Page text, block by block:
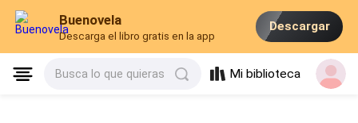
Buenovela
Descarga el libro gratis en la app
Descargar
Busca lo que quieras Mi biblioteca